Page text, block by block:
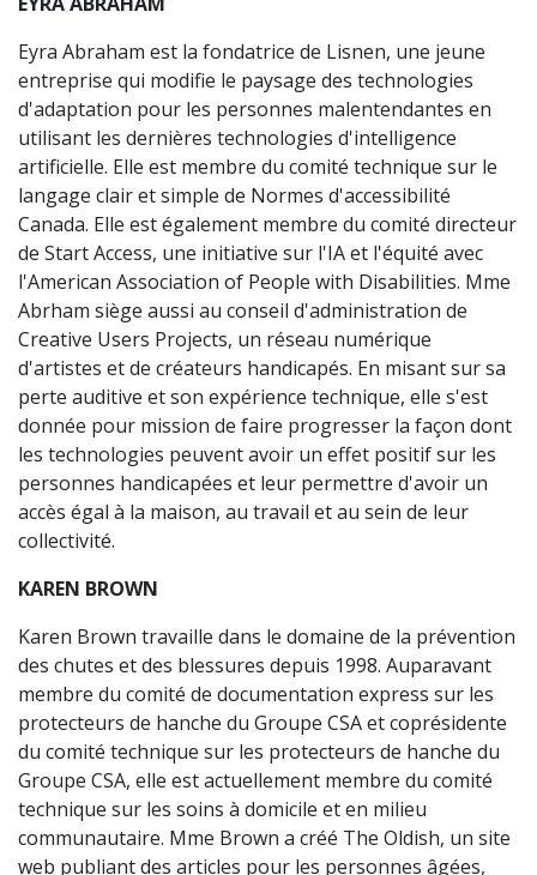
Eyra Abraham est la fondatrice de Lisnen, une jeune
entreprise qui modifie le paysage des technologies
d'adaptation pour les personnes malentendantes en
utilisant les dernières technologies d'intelligence
artificielle. Elle est membre du comité technique sur le
langage clair et simple de Normes d'accessibilité
Canada. Elle est également membre du comité directeur
de Start Access, une initiative sur l'IA et l'équité avec
l'American Association of People with Disabilities. Mme
Abrham siège aussi au conseil d'administration de
Creative Users Projects, un réseau numérique
d'artistes et de créateurs handicapés. En misant sur sa
perte auditive et son expérience technique, elle s'est
donnée pour mission de faire progresser la façon dont
les technologies peuvent avoir un effet positif sur les
personnes handicapées et leur permettre d'avoir un
accès égal à la maison, au travail et au sein de leur
collectivité.
KAREN BROWN
Karen Brown travaille dans le domaine de la prévention
des chutes et des blessures depuis 1998. Auparavant
membre du comité de documentation express sur les
protecteurs de hanche du Groupe CSA et coprésidente
du comité technique sur les protecteurs de hanche du
Groupe CSA, elle est actuellement membre du comité
technique sur les soins à domicile et en milieu
communautaire. Mme Brown a créé The Oldish, un site
web publiant des articles pour les personnes âgées,